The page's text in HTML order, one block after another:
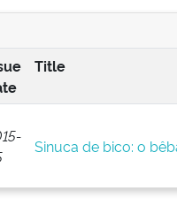
Title
Sinuca de bico: o